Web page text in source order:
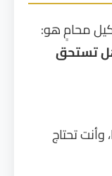
محامٍ هو:
تستحق
وأنت تحتاج